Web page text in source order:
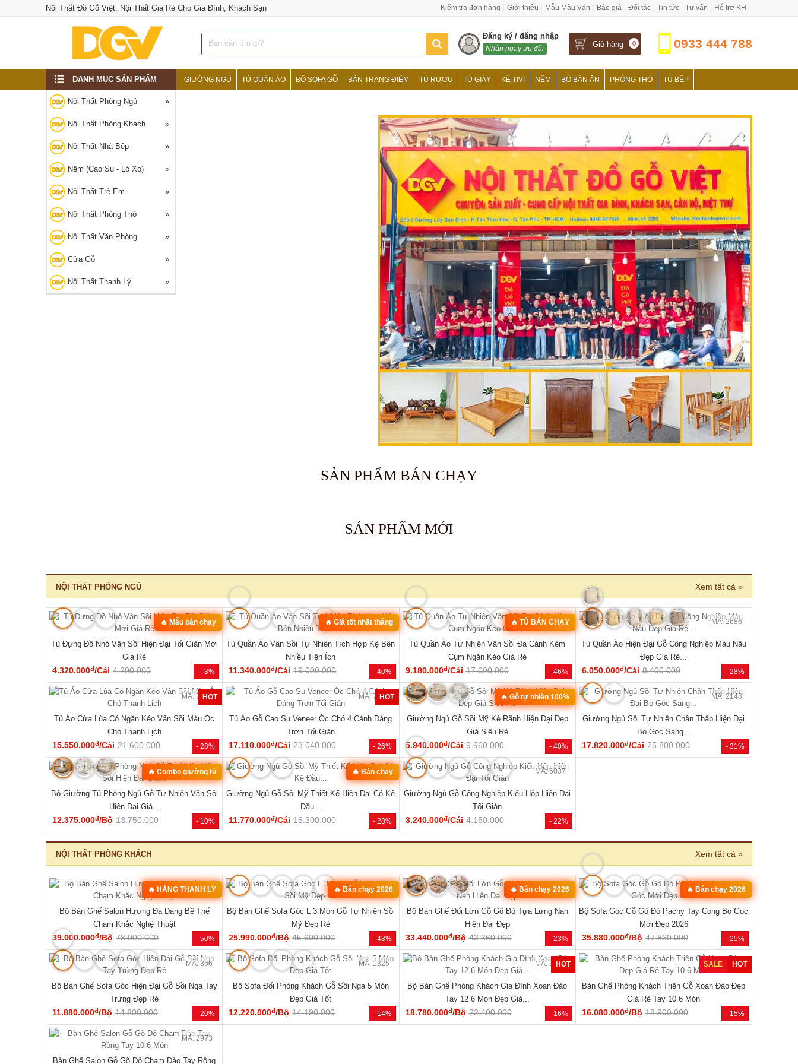
Nội Thất Đồ Gỗ Việt, Nội Thất Giá Rẻ Cho Gia Đình, Khách Sạn Kiểm tra đơn hàng Giới thiệu Mẫu Màu Ván Báo giá Đối tác Tin tức - Tư vấn Hỗ trợ KH
Đăng ký / đăng nhập
Nhận ngay ưu đãi Giỏ hàng 0 0933 444 788
DANH MỤC SẢN PHẨM
Nội Thất Phòng Ngủ
Nội Thất Phòng Khách
Nội Thất Nhà Bếp
Nệm (Cao Su - Lò Xo)
Nội Thất Trẻ Em
Nội Thất Phòng Thờ
Nội Thất Văn Phòng
Cửa Gỗ
Nội Thất Thanh Lý
GIƯỜNG NGỦ TỦ QUẦN ÁO BỘ SOFA GỖ BÀN TRANG ĐIỂM TỦ RƯỢU TỦ GIÀY KỆ TIVI NỆM BỘ BÀN ĂN PHÒNG THỜ TỦ BẾP
SẢN PHẨM BÁN CHẠY
SẢN PHẨM MỚI
NỘI THẤT PHÒNG NGỦ Xem tất cả »
- -3%
🔥 Mẫu bán chạy
MÃ: 2168
Tủ Đựng Đồ Nhỏ Vân Sồi Hiện Đại Tối Giản Mới
Giá Rẻ
4.320.000đ/Cái 4.200.000 - 40%
🔥 Giá tốt nhất tháng
MÃ: 2137
Tủ Quần Áo Vân Sồi Tự Nhiên Tích Hợp Kệ Bên
Nhiều Tiện Ích
11.340.000đ/Cái 19.000.000 - 46%
🔥 TỦ BÁN CHẠY
MÃ: 2033
Tủ Quần Áo Tự Nhiên Vân Sồi Đa Cánh Kèm
Cụm Ngăn Kéo Giá Rẻ
9.180.000đ/Cái 17.000.000 - 28%
MÃ: 2686
Tủ Quần Áo Hiện Đại Gỗ Công Nghiệp Màu Nâu
Đẹp Giá Rẻ...
6.050.000đ/Cái 8.400.000
- 28%
HOT
MÃ: 7288
Tủ Áo Cửa Lùa Có Ngăn Kéo Vân Sồi Màu Óc
Chó Thanh Lịch
15.550.000đ/Cái 21.600.000 - 26%
HOT
MÃ: 7285
Tủ Áo Gỗ Cao Su Veneer Óc Chó 4 Cánh Dáng
Trơn Tối Giản
17.110.000đ/Cái 23.040.000 - 40%
🔥 Gỗ tự nhiên 100%
MÃ: 2079
Giường Ngủ Gỗ Sồi Mỹ Kẻ Rãnh Hiện Đại Đẹp
Giá Siêu Rẻ
5.940.000đ/Cái 9.960.000 - 31%
MÃ: 2148
Giường Ngủ Sồi Tự Nhiên Chân Thấp Hiện Đại
Bo Góc Sang...
17.820.000đ/Cái 25.800.000
- 10%
🔥 Combo giường tủ
MÃ: 2034
Bộ Giường Tủ Phòng Ngủ Gỗ Tự Nhiên Vân Sồi
Hiện Đại Giá...
12.375.000đ/Bộ 13.750.000 - 28%
🔥 Bán chạy
MÃ: 7723
Giường Ngủ Gỗ Sồi Mỹ Thiết Kế Hiện Đại Có Kệ
Đầu...
11.770.000đ/Cái 16.300.000 - 22%
MÃ: 6037
Giường Ngủ Gỗ Công Nghiệp Kiểu Hộp Hiện Đại
Tối Giản
3.240.000đ/Cái 4.150.000
NỘI THẤT PHÒNG KHÁCH Xem tất cả »
- 50%
🔥 HÀNG THANH LÝ
MÃ: 2075
Bộ Bàn Ghế Salon Hương Đá Dáng Bề Thế
Chạm Khắc Nghệ Thuật
39.000.000đ/Bộ 78.000.000 - 43%
🔥 Bán chạy 2026
MÃ: 2582
Bộ Bàn Ghế Sofa Góc L 3 Món Gỗ Tự Nhiên Sồi
Mỹ Đẹp Rẻ
25.990.000đ/Bộ 45.600.000 - 23%
🔥 Bán chạy 2026
MÃ: 3431
Bộ Bàn Ghế Đối Lớn Gỗ Gõ Đỏ Tựa Lưng Nan
Hiện Đại Đẹp
33.440.000đ/Bộ 43.360.000 - 25%
🔥 Bán chạy 2026
MÃ: 8427
Bộ Sofa Góc Gỗ Gõ Đỏ Pachy Tay Cong Bo Góc
Mới Đẹp 2026
35.880.000đ/Bộ 47.860.000
- 20%
MÃ: 366
Bộ Bàn Ghế Sofa Góc Hiện Đại Gỗ Sồi Nga Tay
Trứng Đẹp Rẻ
11.880.000đ/Bộ 14.800.000 - 14%
MÃ: 1325
Bộ Sofa Đối Phòng Khách Gỗ Sồi Nga 5 Món
Đẹp Giá Tốt
12.220.000đ/Bộ 14.190.000 - 16%
HOT
MÃ: 3435
Bộ Bàn Ghế Phòng Khách Gia Đình Xoan Đào
Tay 12 6 Món Đẹp Giá...
18.780.000đ/Bộ 22.400.000 - 15%
SALE HOT
MÃ: 3436
Bàn Ghế Phòng Khách Triện Gỗ Xoan Đào Đẹp
Giá Rẻ Tay 10 6 Món
16.080.000đ/Bộ 18.900.000
MÃ: 2973
Bàn Ghế Salon Gỗ Gõ Đỏ Chạm Đào Tay Rồng